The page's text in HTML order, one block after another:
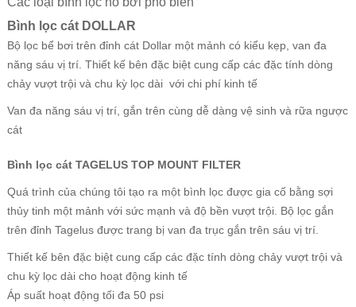
Bình lọc cát DOLLAR
Bộ lọc bể bơi trên đỉnh cát Dollar một mảnh có kiểu kẹp, van đa
năng sáu vị trí. Thiết kế bên đặc biệt cung cấp các đặc tính dòng
chảy vượt trội và chu kỳ lọc dài với chi phí kinh tế
Van đa năng sáu vị trí, gắn trên cùng dễ dàng vệ sinh và rữa ngược
cát
Bình lọc cát TAGELUS TOP MOUNT FILTER
Quá trình của chúng tôi tạo ra một bình lọc được gia cố bằng sợi
thủy tinh một mảnh với sức mạnh và độ bền vượt trội. Bộ lọc gắn
trên đỉnh Tagelus được trang bị van đa trục gắn trên sáu vị trí.
Thiết kế bên đặc biệt cung cấp các đặc tính dòng chảy vượt trội và
chu kỳ lọc dài cho hoạt động kinh tế
Áp suất hoạt động tối đa 50 psi